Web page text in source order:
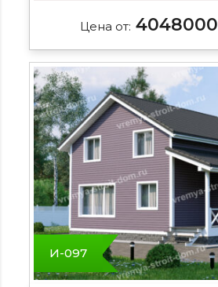
Цена от: 4048000
И-097